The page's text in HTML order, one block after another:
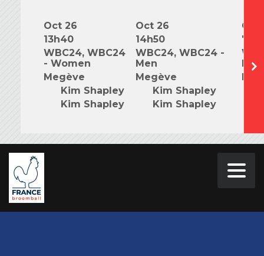
Oct 26
13h40
WBC24, WBC24
- Women
Megève
Kim Shapley
Kim Shapley
Oct 26
14h50
WBC24, WBC24 -
Men
Megève
Kim Shapley
Kim Shapley
Oct